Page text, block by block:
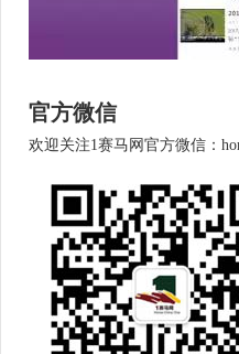
官方微信
欢迎关注1赛马网官方微信：